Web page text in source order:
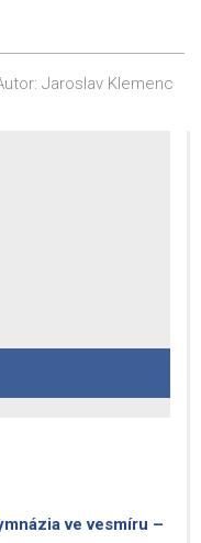
Jaroslav Klemenc
ve vesmíru –